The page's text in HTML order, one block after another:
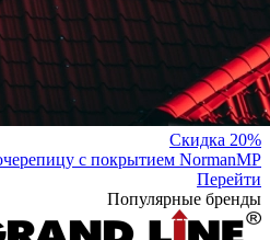
Скидка 20%
с покрытием NormanMP
Перейти
Популярные бренды